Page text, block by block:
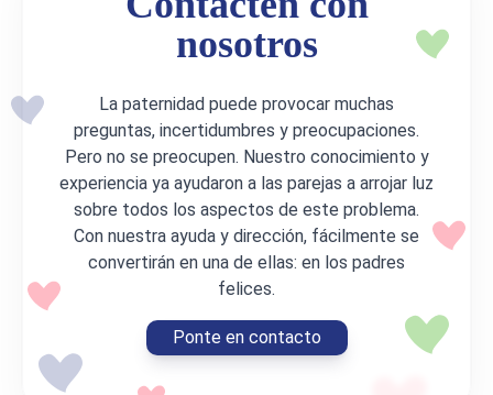
nosotros
La paternidad puede provocar muchas
preguntas, incertidumbres y preocupaciones.
Pero no se preocupen. Nuestro conocimiento y
experiencia ya ayudaron a las parejas a arrojar luz
sobre todos los aspectos de este problema.
Con nuestra ayuda y dirección, fácilmente se
convertirán en una de ellas: en los padres
felices.
Ponte en contacto